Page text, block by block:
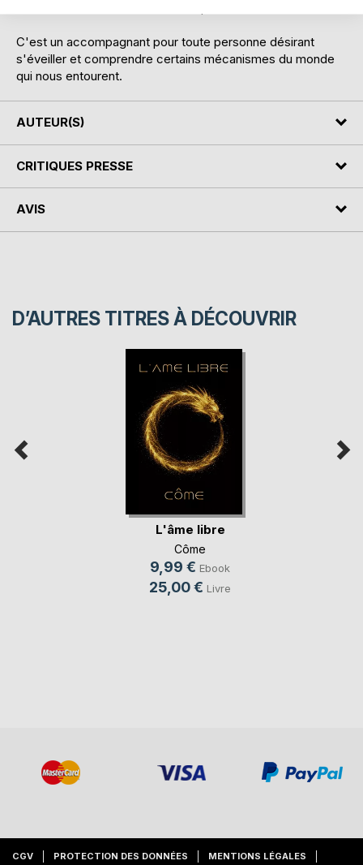
C'est un accompagnant pour toute personne désirant
s'éveiller et comprendre certains mécanismes du monde
qui nous entourent.
AUTEUR(S)
CRITIQUES PRESSE
AVIS
D’AUTRES TITRES À DÉCOUVRIR
L'âme libre
Côme
9,99 € Ebook
25,00 € Livre
CGV PROTECTION DES DONNÉES MENTIONS LÉGALES